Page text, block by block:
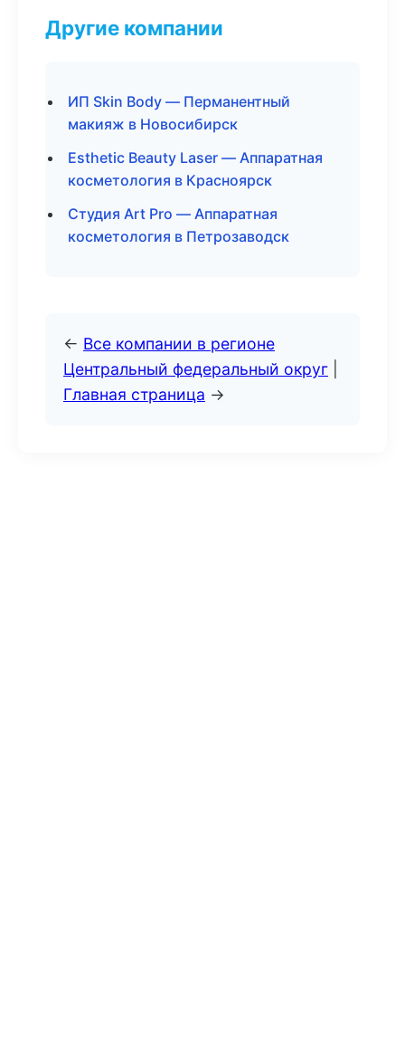
Другие компании
ИП Skin Body — Перманентный
макияж в Новосибирск
Esthetic Beauty Laser — Аппаратная
косметология в Красноярск
Студия Art Pro — Аппаратная
косметология в Петрозаводск
← Все компании в регионе
Центральный федеральный округ
Главная страница →